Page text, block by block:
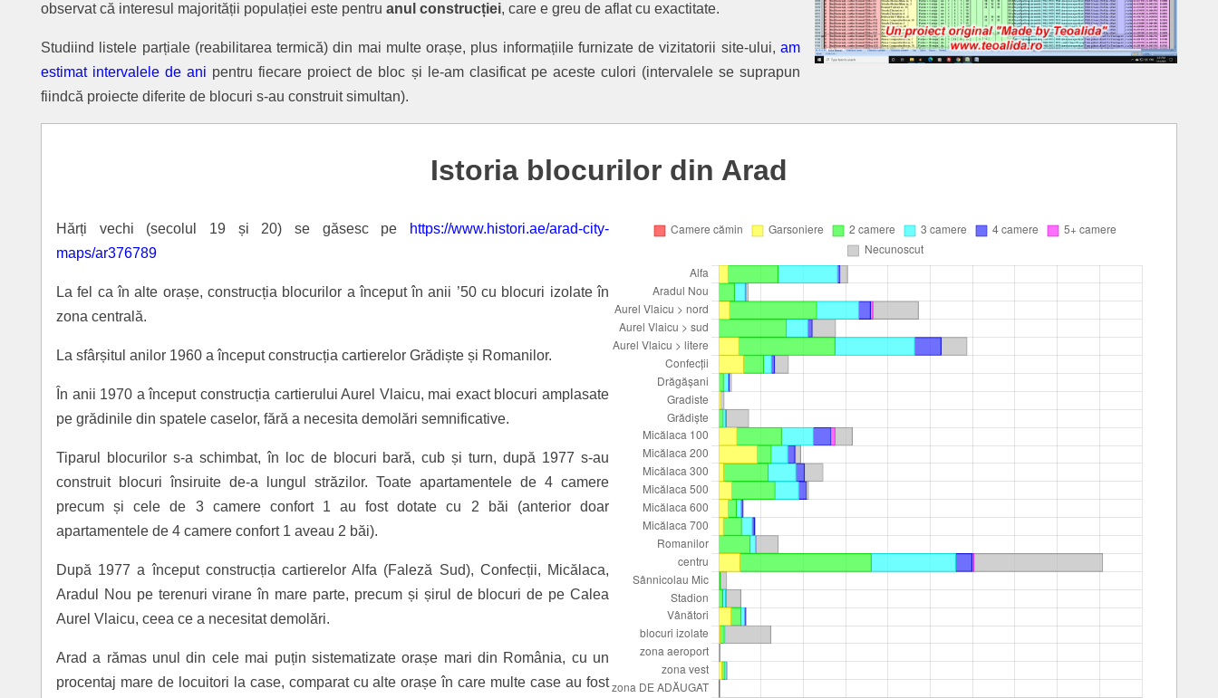
observat că interesul majorității populației este pentru anul construcției, care e greu de aflat cu exactitate.
Studiind listele parțiale (reabilitarea termică) din mai multe orașe, plus informațiile furnizate de vizitatorii site-ului, am
estimat intervalele de ani pentru fiecare proiect de bloc și le-am clasificat pe aceste culori (intervalele se suprapun
fiindcă proiecte diferite de blocuri s-au construit simultan).
Istoria blocurilor din Arad
Hărți vechi (secolul 19 și 20) se găsesc pe
https://www.histori.ae/arad-city-
maps/ar376789
La fel ca în alte orașe, construcția blocurilor a început în anii ’50 cu blocuri izolate în
zona centrală.
La sfârșitul anilor 1960 a început construcția cartierelor Grădiște și Romanilor.
În anii 1970 a început construcția cartierului Aurel Vlaicu, mai exact blocuri amplasate
pe grădinile din spatele caselor, fără a necesita demolări semnificative.
Tiparul blocurilor s-a schimbat, în loc de blocuri bară, cub și turn, după 1977 s-au
construit blocuri însiruite de-a lungul străzilor. Toate apartamentele de 4 camere
precum și cele de 3 camere confort 1 au fost dotate cu 2 băi (anterior doar
apartamentele de 4 camere confort 1 aveau 2 băi).
După 1977 a început construcția cartierelor Alfa (Faleză Sud), Confecții, Micălaca,
Aradul Nou pe terenuri virane în mare parte, precum și șirul de blocuri de pe Calea
Aurel Vlaicu, ceea ce a necesitat demolări.
Arad a rămas unul din cele mai puțin sistematizate orașe mari din România, cu un
procentaj mare de locuitori la case, comparat cu alte orașe în care multe case au fost